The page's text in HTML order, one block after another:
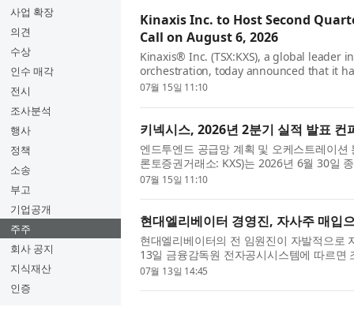
사업 확장
의견
수상
인수 매각
전시
조사분석
행사
정책
소송
부고
기업공개
주주
회사 공지
지식재산
인증
Kinaxis Inc. to Host Second
Call on August 6, 2026
Kinaxis® Inc. (TSX:KXS), a global
orchestration, today announced that it
financial results for the second quarter...
07월 15일 11:10
키넥시스, 2026년 2분기 실적 발표 컨
엔드투엔드 공급망 계획 및 오케스트레이
론토증권거래소: KXS)는 2026년 6월 30일
콜을 일정을 발표했다. 컨퍼런스 ...
07월 15일 11:10
현대엘리베이터 경영진, 자사주 매입
현대엘리베이터의 전 임원진이 자발적으로
13일 금융감독원 전자공시시스템에 따르
1만4500주의 자사주를 취득했다. ...
07월 13일 14:45